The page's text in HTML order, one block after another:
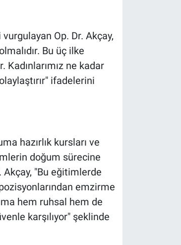
Op. Dr. Akçay,
Bu üç ilke
ne kadar
ifadelerini
hazırlık kursları ve
doğum sürecine
Akçay, "Bu eğitimlerde
emzirme
hem ruhsal hem de
karşılıyor" şeklinde